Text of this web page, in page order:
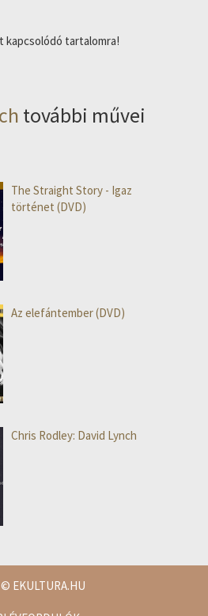
kapcsolódó tartalomra!
további művei
The Straight Story - Igaz
történet (DVD)
Az elefántember (DVD)
Chris Rodley: David Lynch
© EKULTURA.HU